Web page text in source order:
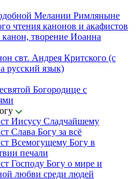
Мелании Римляныне
чтения канонов и акафистов
творение Иоанна
свт. Андрея Критского (с
русский язык)
Богородице с
Иисусу Сладчайшему
Слава Богу за всё
Всемогущему Богу в
печали
Господу Богу о мире и
любви среди людей